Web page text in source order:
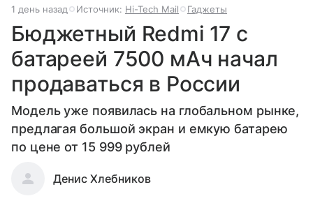
1 день назад Источник: Hi-Tech Mail Гаджеты
Бюджетный Redmi 17 с
батареей 7500 мАч начал
продаваться в России
Модель уже появилась на глобальном рынке,
предлагая большой экран и емкую батарею
по цене от 15 999 рублей
Денис Хлебников